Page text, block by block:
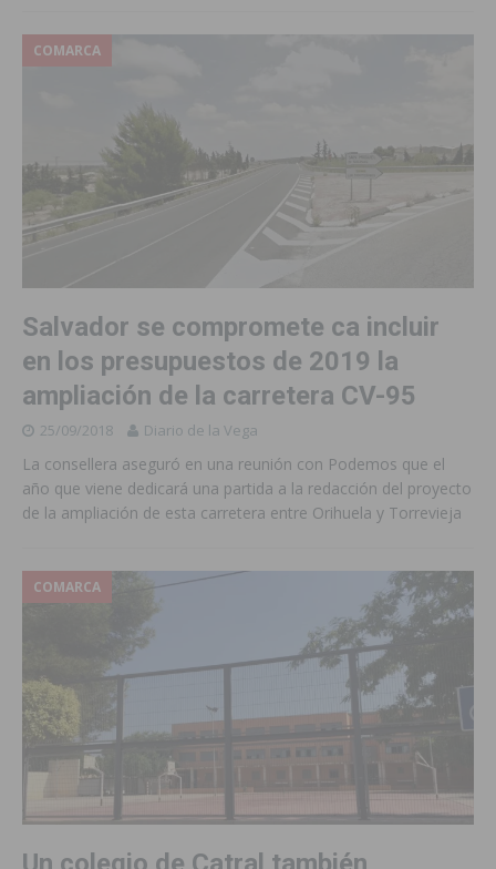
COMARCA
Salvador se compromete ca incluir
en los presupuestos de 2019 la
ampliación de la carretera CV-95
25/09/2018 Diario de la Vega
La consellera aseguró en una reunión con Podemos que el
año que viene dedicará una partida a la redacción del proyecto
de la ampliación de esta carretera entre Orihuela y Torrevieja
COMARCA